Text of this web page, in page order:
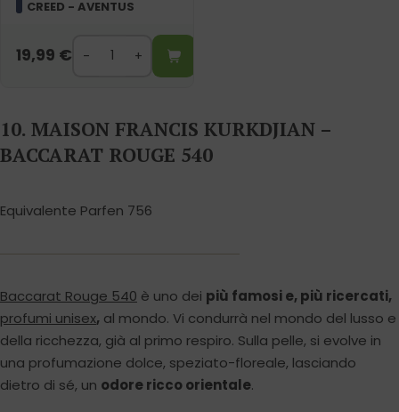
CREED - AVENTUS
19,99 €
10. MAISON FRANCIS KURKDJIAN –
BACCARAT ROUGE 540
Equivalente Parfen 756
Baccarat Rouge 540 è uno dei più famosi e, più ricercati,
profumi unisex, al mondo. Vi condurrà nel mondo del lusso e
della ricchezza, già al primo respiro. Sulla pelle, si evolve in
una profumazione dolce, speziato-floreale, lasciando
dietro di sé, un odore ricco orientale.